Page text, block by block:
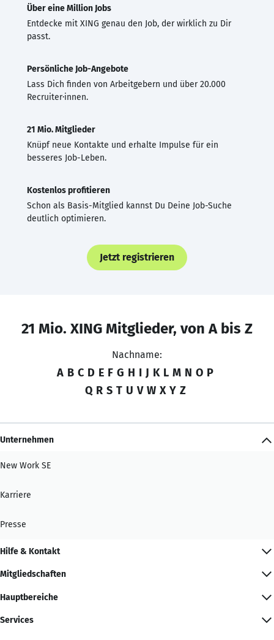
Über eine Million Jobs
Entdecke mit XING genau den Job, der wirklich zu Dir
passt.
Persönliche Job-Angebote
Lass Dich finden von Arbeitgebern und über 20.000
Recruiter·innen.
21 Mio. Mitglieder
Knüpf neue Kontakte und erhalte Impulse für ein
besseres Job-Leben.
Kostenlos profitieren
Schon als Basis-Mitglied kannst Du Deine Job-Suche
deutlich optimieren.
Jetzt registrieren
21 Mio. XING Mitglieder, von A bis Z
Nachname:
A B C D E F G H I J K L M N O P
Q R S T U V W X Y Z
Unternehmen
New Work SE
Karriere
Presse
Hilfe & Kontakt
Mitgliedschaften
Hauptbereiche
Services